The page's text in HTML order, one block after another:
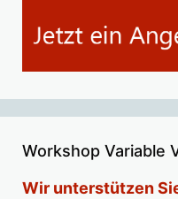
Workshop Variable
Wir unterstützen